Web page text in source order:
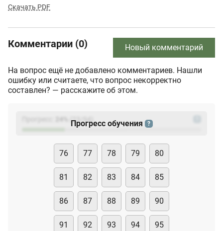
Скачать PDF
Комментарии (0) Новый комментарий
На вопрос ещё не добавлено комментариев. Нашли
ошибку или считаете, что вопрос некорректно
составлен? — расскажите об этом.
(23
Прогресс обучения ?
76 77 78 79 80
81 82 83 84 85
86 87 88 89 90
91 92 93 94 95